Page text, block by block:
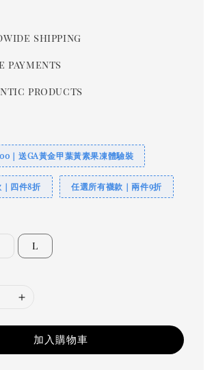
shipping
payments
products
｜送GA黃金甲葉黃素果凍體驗裝
四件8折 任選所有襪款｜兩件9折
L
加入購物車